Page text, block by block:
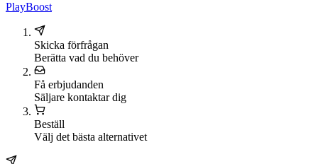
PlayBoost
Skicka förfrågan
Berätta vad du behöver
Få erbjudanden
Säljare kontaktar dig
Beställ
Välj det bästa alternativet